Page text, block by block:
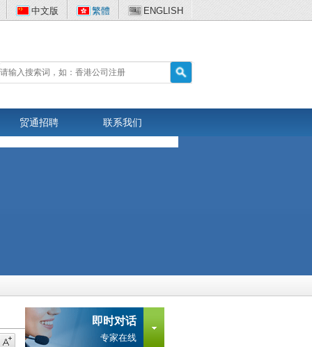
中文版 繁體 ENGLISH
贸通招聘 联系我们
即时对话
专家在线